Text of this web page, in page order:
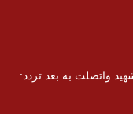
واتصلت به بعد تردد: